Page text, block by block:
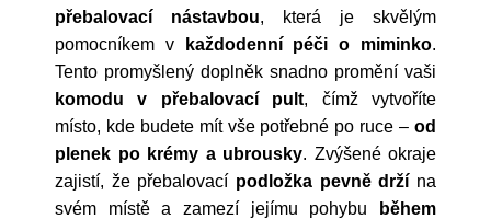
přebalovací nástavbou, která je skvělým
pomocníkem v
každodenní péči o miminko.
Tento promyšlený doplněk snadno promění vaši
komodu v přebalovací pult, čímž vytvoříte
místo, kde budete mít vše potřebné po ruce – od
plenek po krémy a ubrousky. Zvýšené okraje
zajistí, že přebalovací podložka pevně drží na
svém místě a zamezí jejímu pohybu
během